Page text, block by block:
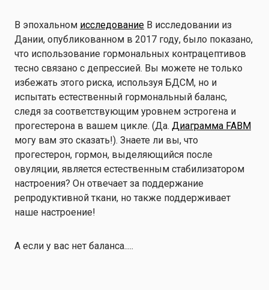
В эпохальном исследование В исследовании из
Дании, опубликованном в 2017 году, было показано,
что использование гормональных контрацептивов
тесно связано с депрессией. Вы можете не только
избежать этого риска, используя БДСМ, но и
испытать естественный гормональный баланс,
следя за соответствующим уровнем эстрогена и
прогестерона в вашем цикле. (Да. Диаграмма FABM
могу вам это сказать!). Знаете ли вы, что
прогестерон, гормон, выделяющийся после
овуляции, является естественным стабилизатором
настроения? Он отвечает за поддержание
репродуктивной ткани, но также поддерживает
наше настроение!
А если у вас нет баланса.....